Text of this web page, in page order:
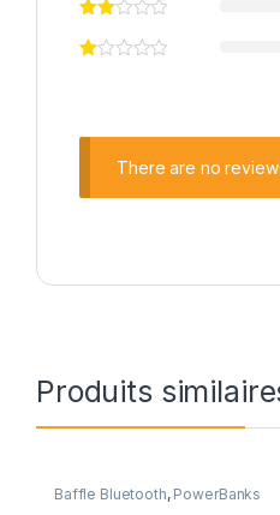
There are no
Produits
Baffle Bluetooth, PowerBanks